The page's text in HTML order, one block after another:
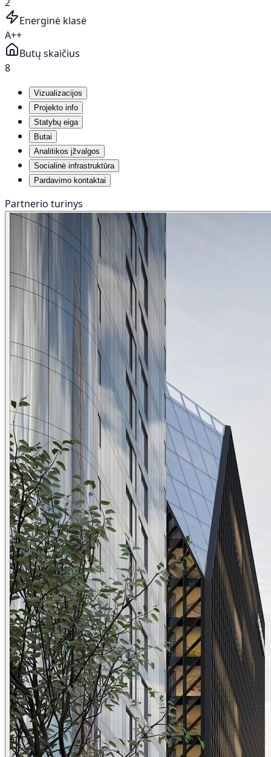
Energinė klasė
A++
Butų skaičius
8
Vizualizacijos
Projekto info
Statybų eiga
Butai
Analitikos įžvalgos
Socialinė infrastruktūra
Pardavimo kontaktai
Partnerio turinys